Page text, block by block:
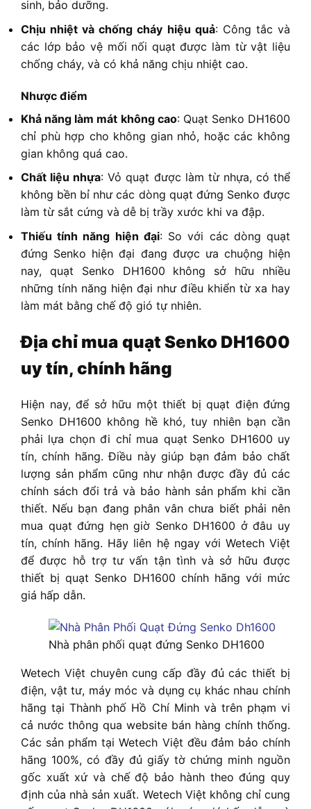
sinh, bảo dưỡng.
Chịu nhiệt và chống cháy hiệu quả: Công tắc và
các lớp bảo vệ mối nối quạt được làm từ vật liệu
chống cháy, và có khả năng chịu nhiệt cao.
Nhược điểm
Khả năng làm mát không cao: Quạt Senko DH1600
chỉ phù hợp cho không gian nhỏ, hoặc các không
gian không quá cao.
Chất liệu nhựa: Vỏ quạt được làm từ nhựa, có thể
không bền bỉ như các dòng quạt đứng Senko được
làm từ sắt cứng và dễ bị trầy xước khi va đập.
Thiếu tính năng hiện đại: So với các dòng quạt
đứng Senko hiện đại đang được ưa chuộng hiện
nay, quạt Senko DH1600 không sở hữu nhiều
những tính năng hiện đại như điều khiển từ xa hay
làm mát bằng chế độ gió tự nhiên.
Địa chỉ mua quạt Senko DH1600
uy tín, chính hãng
Hiện nay, để sở hữu một thiết bị quạt điện đứng
Senko DH1600 không hề khó, tuy nhiên bạn cần
phải lựa chọn đi chỉ mua quạt Senko DH1600 uy
tín, chính hãng. Điều này giúp bạn đảm bảo chất
lượng sản phẩm cũng như nhận được đầy đủ các
chính sách đổi trả và bảo hành sản phẩm khi cần
thiết. Nếu bạn đang phân vân chưa biết phải nên
mua quạt đứng hẹn giờ Senko DH1600 ở đâu uy
tín, chính hãng. Hãy liên hệ ngay với Wetech Việt
để được hỗ trợ tư vấn tận tình và sở hữu được
thiết bị quạt Senko DH1600 chính hãng với mức
giá hấp dẫn.
Nhà phân phối quạt đứng Senko DH1600
Wetech Việt chuyên cung cấp đầy đủ các thiết bị
điện, vật tư, máy móc và dụng cụ khác nhau chính
hãng tại Thành phố Hồ Chí Minh và trên phạm vi
cả nước thông qua website bán hàng chính thống.
Các sản phẩm tại Wetech Việt đều đảm bảo chính
hãng 100%, có đầy đủ giấy tờ chứng minh nguồn
gốc xuất xứ và chế độ bảo hành theo đúng quy
định của nhà sản xuất. Wetech Việt không chỉ cung